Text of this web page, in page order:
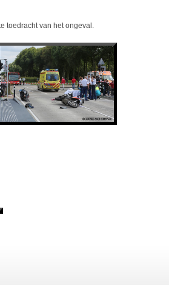
toedracht van het ongeval.